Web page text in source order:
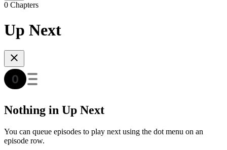
0 Chapters
Up Next
Nothing in Up Next
You can queue episodes to play next using the dot menu on an
episode row.